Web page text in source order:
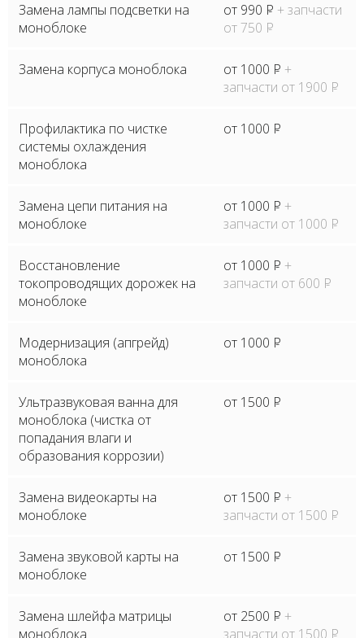
Замена лампы подсветки на
моноблоке
от 990 P + запчасти
от 750 P
Замена корпуса моноблока от 1000 P +
запчасти от 1900 P
Профилактика по чистке
системы охлаждения
моноблока
от 1000 P
Замена цепи питания на
моноблоке
от 1000 P +
запчасти от 1000 P
Восстановление
токопроводящих дорожек на
моноблоке
от 1000 P +
запчасти от 600 P
Модернизация (апгрейд)
моноблока
от 1000 P
Ультразвуковая ванна для
моноблока (чистка от
попадания влаги и
образования коррозии)
от 1500 P
Замена видеокарты на
моноблоке
от 1500 P +
запчасти от 1500 P
Замена звуковой карты на
моноблоке
от 1500 P
Замена шлейфа матрицы
моноблока
от 2500 P +
запчасти от 1500 P